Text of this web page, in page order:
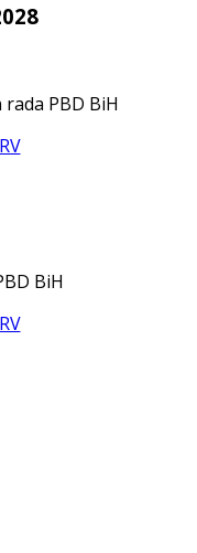
PBD BiH
BiH